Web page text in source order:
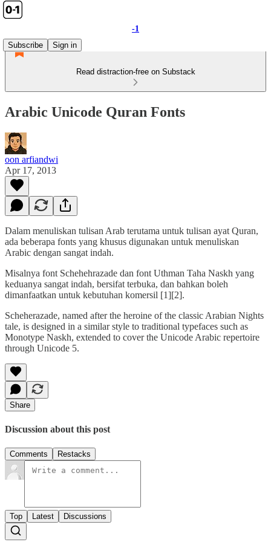
-1
Subscribe
Sign in
Read distraction-free on Substack
Arabic Unicode Quran Fonts
oon arfiandwi
Apr 17, 2013
Dalam menuliskan tulisan Arab terutama untuk tulisan ayat Quran,
ada beberapa fonts yang khusus digunakan untuk menuliskan
Arabic dengan sangat indah.
Misalnya font Schehehrazade dan font Uthman Taha Naskh yang
keduanya sangat indah, bersifat terbuka, dan bahkan boleh
dimanfaatkan untuk kebutuhan komersil [1][2].
Scheherazade, named after the heroine of the classic Arabian Nights
tale, is designed in a similar style to traditional typefaces such as
Monotype Naskh, extended to cover the Unicode Arabic repertoire
through Unicode 5.
Share
Discussion about this post
Comments Restacks
Top Latest Discussions